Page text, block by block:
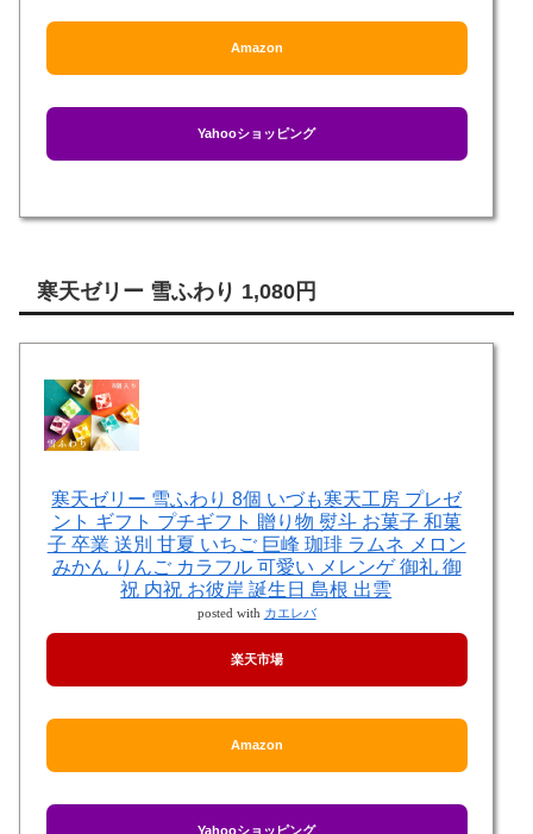
Amazon
Yahooショッピング
寒天ゼリー 雪ふわり 1,080円
寒天ゼリー 雪ふわり 8個 いづも寒天工房 プレゼ
ント ギフト プチギフト 贈り物 熨斗 お菓子 和菓
子 卒業 送別 甘夏 いちご 巨峰 珈琲 ラムネ メロン
みかん りんご カラフル 可愛い メレンゲ 御礼 御
祝 内祝 お彼岸 誕生日 島根 出雲
posted with カエレバ
楽天市場
Amazon
Yahooショッピング